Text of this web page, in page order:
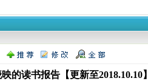
的读书报告【更新至2018.10.10】